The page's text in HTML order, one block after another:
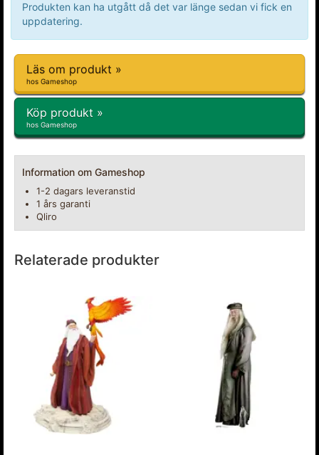
Produkten kan ha utgått då det var länge sedan vi fick en
uppdatering.
Läs om produkt »
hos Gameshop
Köp produkt »
hos Gameshop
Information om Gameshop
1-2 dagars leveranstid
1 års garanti
Qliro
Relaterade produkter